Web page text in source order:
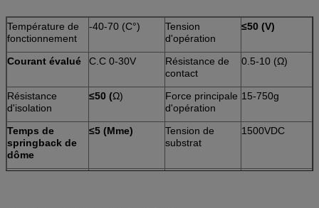
Température de
fonctionnement
-40-70 (C°)
Tension
d'opération
≤50 (V)
Courant évalué C.C 0-30V
Résistance de
contact
0.5-10 (Ω)
Résistance
d'isolation
≤50 (Ω)
Force principale
d'opération
15-750g
Temps de
springback de
dôme
≤5 (Mme)
Tension de
substrat
1500VDC